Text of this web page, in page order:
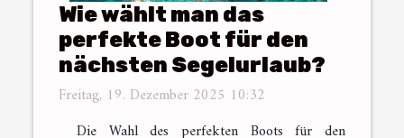
Wie wählt man das
perfekte Boot für den
nächsten Segelurlaub?
Freitag, 19. Dezember 2025 10:32
Die Wahl des perfekten Boots für den